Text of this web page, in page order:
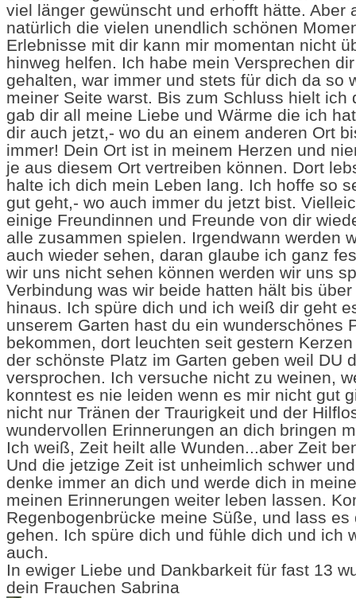
viel länger gewünscht und erhofft hätte. Aber
natürlich die vielen unendlich schönen
Erlebnisse mit dir kann mir momentan nicht
hinweg helfen. Ich habe mein Versprechen
gehalten, war immer und stets für dich da so
meiner Seite warst. Bis zum Schluss hielt ich
gab dir all meine Liebe und Wärme die ich
dir auch jetzt,- wo du an einem anderen Ort
immer! Dein Ort ist in meinem Herzen und
je aus diesem Ort vertreiben können. Dort
halte ich dich mein Leben lang. Ich hoffe so
gut geht,- wo auch immer du jetzt bist.
einige Freundinnen und Freunde von dir
alle zusammen spielen. Irgendwann werden
auch wieder sehen, daran glaube ich ganz
wir uns nicht sehen können werden wir uns
Verbindung was wir beide hatten hält bis
hinaus. Ich spüre dich und ich weiß dir geht
unserem Garten hast du ein wunderschönes
bekommen, dort leuchten seit gestern
der schönste Platz im Garten geben weil DU
versprochen. Ich versuche nicht zu weinen,
konntest es nie leiden wenn es mir nicht gut
nicht nur Tränen der Traurigkeit und der
wundervollen Erinnerungen an dich bringen
Ich weiß, Zeit heilt alle Wunden...aber Zeit
Und die jetzige Zeit ist unheimlich schwer
denke immer an dich und werde dich in
meinen Erinnerungen weiter leben lassen.
Regenbogenbrücke meine Süße, und lass es
gehen. Ich spüre dich und fühle dich und ich
auch.
In ewiger Liebe und Dankbarkeit für fast 13
dein Frauchen Sabrina